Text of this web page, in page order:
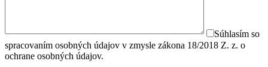
Súhlasím so
spracovaním osobných údajov v zmysle zákona 18/2018 Z. z. o
ochrane osobných údajov.